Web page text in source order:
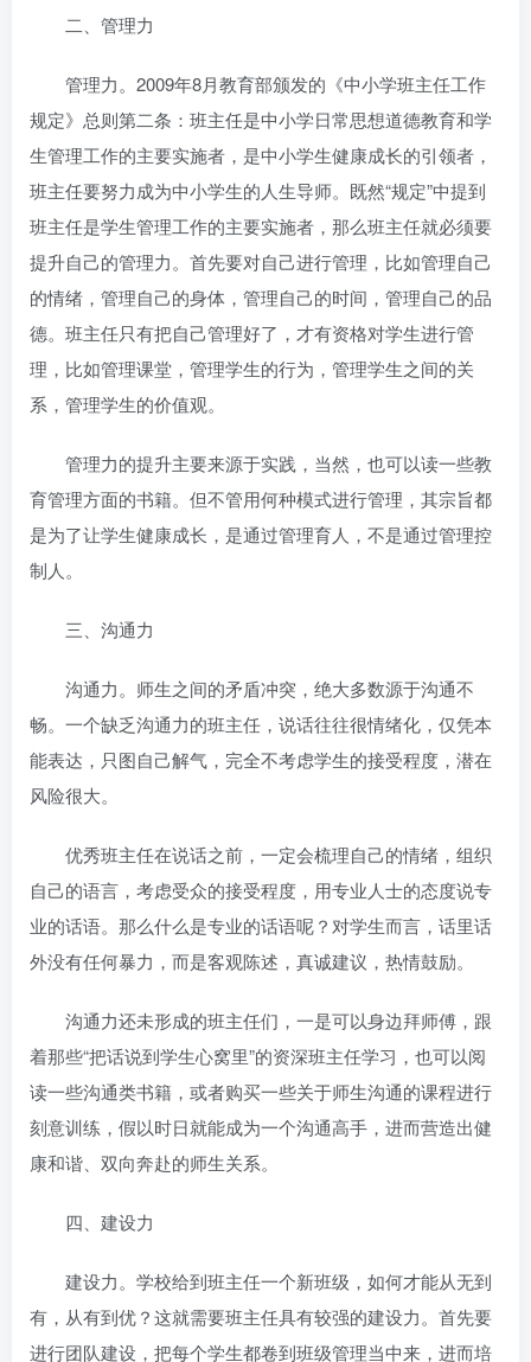
二、管理力
管理力。2009年8月教育部颁发的《中小学班主任工作
规定》总则第二条：班主任是中小学日常思想道德教育和学
生管理工作的主要实施者，是中小学生健康成长的引领者，
班主任要努力成为中小学生的人生导师。既然“规定”中提到
班主任是学生管理工作的主要实施者，那么班主任就必须要
提升自己的管理力。首先要对自己进行管理，比如管理自己
的情绪，管理自己的身体，管理自己的时间，管理自己的品
德。班主任只有把自己管理好了，才有资格对学生进行管
理，比如管理课堂，管理学生的行为，管理学生之间的关
系，管理学生的价值观。
管理力的提升主要来源于实践，当然，也可以读一些教
育管理方面的书籍。但不管用何种模式进行管理，其宗旨都
是为了让学生健康成长，是通过管理育人，不是通过管理控
制人。
三、沟通力
沟通力。师生之间的矛盾冲突，绝大多数源于沟通不
畅。一个缺乏沟通力的班主任，说话往往很情绪化，仅凭本
能表达，只图自己解气，完全不考虑学生的接受程度，潜在
风险很大。
优秀班主任在说话之前，一定会梳理自己的情绪，组织
自己的语言，考虑受众的接受程度，用专业人士的态度说专
业的话语。那么什么是专业的话语呢？对学生而言，话里话
外没有任何暴力，而是客观陈述，真诚建议，热情鼓励。
沟通力还未形成的班主任们，一是可以身边拜师傅，跟
着那些“把话说到学生心窝里”的资深班主任学习，也可以阅
读一些沟通类书籍，或者购买一些关于师生沟通的课程进行
刻意训练，假以时日就能成为一个沟通高手，进而营造出健
康和谐、双向奔赴的师生关系。
四、建设力
建设力。学校给到班主任一个新班级，如何才能从无到
有，从有到优？这就需要班主任具有较强的建设力。首先要
进行团队建设，把每个学生都卷到班级管理当中来，进而培